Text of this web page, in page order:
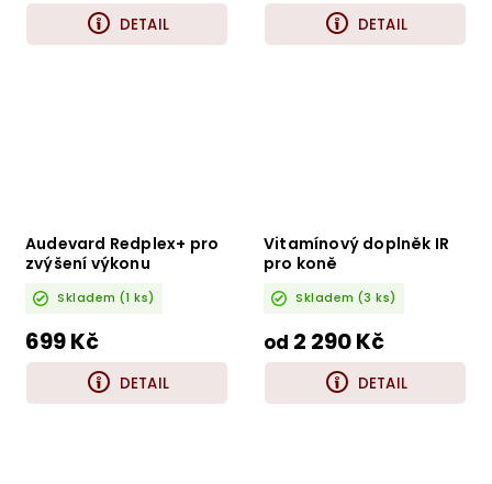
DETAIL DETAIL
Audevard Redplex+ pro
zvýšení výkonu
Skladem (1 ks)
699 Kč
DETAIL
Vitamínový doplněk IR
pro koně
Skladem (3 ks)
od 2 290 Kč
DETAIL